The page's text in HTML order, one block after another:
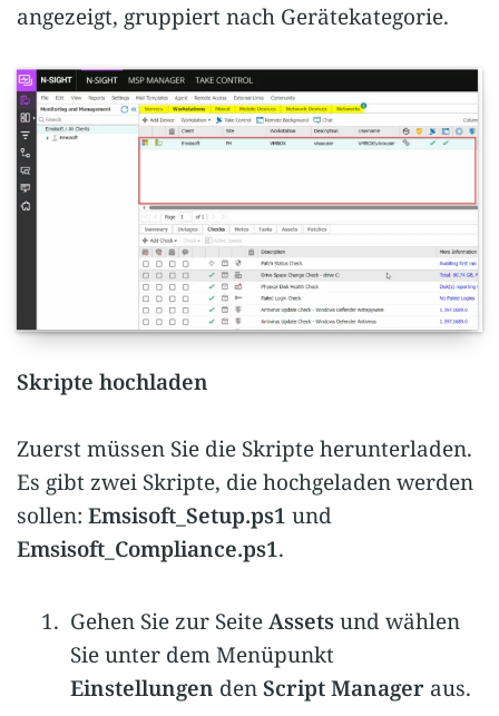
angezeigt, gruppiert nach Gerätekategorie.
Skripte hochladen
Zuerst müssen Sie die Skripte herunterladen.
Es gibt zwei Skripte, die hochgeladen werden
sollen: Emsisoft_Setup.ps1 und
Emsisoft_Compliance.ps1.
Gehen Sie zur SeiteAssetsund wählen
Sie unter dem Menüpunkt
Einstellungen denScript Manageraus.